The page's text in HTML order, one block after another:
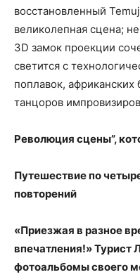
восстановленный
великолепная сцена;
3D замок проекции
светится с
поплавок,
танцоров
Революция сцены”,
Путешествие по
повторений
«Приезжая в разное
впечатления!» Турист
фотоальбомы своего